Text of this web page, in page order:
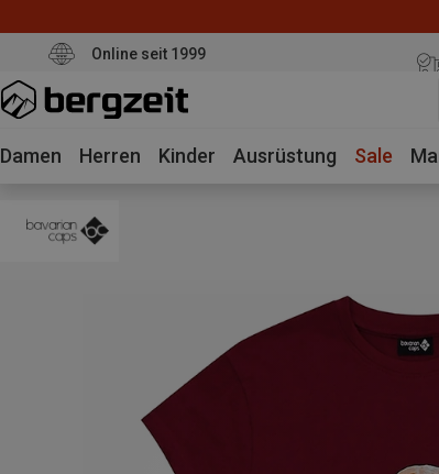
Online seit 1999
Damen Herren Kinder Ausrüstung Sale